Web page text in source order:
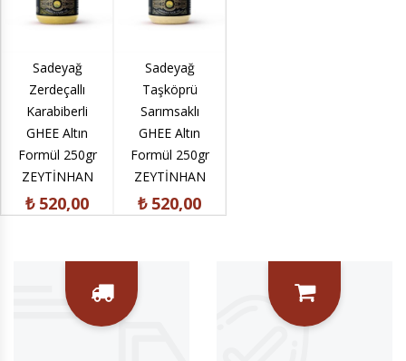
Sadeyağ
Zerdeçallı
Karabiberli
GHEE Altın
Formül 250gr
ZEYTİNHAN
₺ 520,00
Sadeyağ
Taşköprü
Sarımsaklı
GHEE Altın
Formül 250gr
ZEYTİNHAN
₺ 520,00